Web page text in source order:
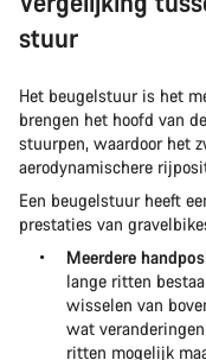
stuur
Het beugelstuur is het
brengen het hoofd van
stuurpen, waardoor het
aerodynamischere
Een beugelstuur heeft
prestaties van
Meerdere
lange ritten
wisselen van
wat
ritten mogelijk